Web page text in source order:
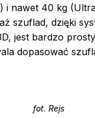
i nawet 40 kg
szuflad, dzięki
jest bardzo
dopasować
fot. Rejs